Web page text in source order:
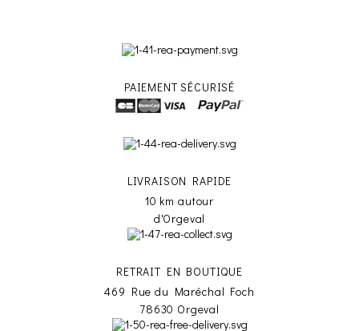
PAIEMENT SÉCURISÉ
LIVRAISON RAPIDE
10 km autour
d'Orgeval
RETRAIT EN BOUTIQUE
469 Rue du Maréchal Foch
78630 Orgeval